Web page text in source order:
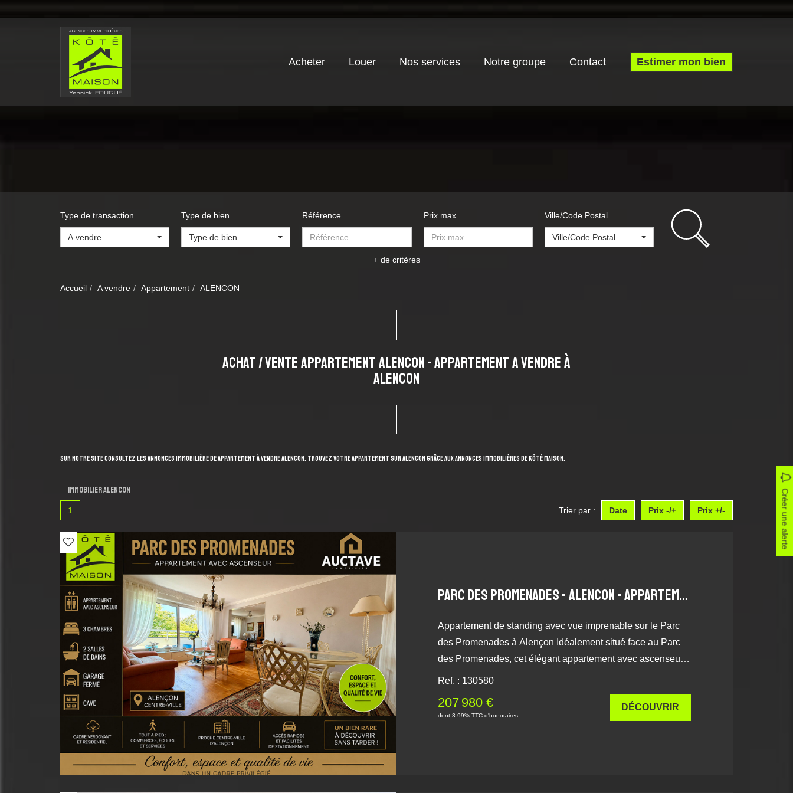
Acheter Louer Nos services Notre groupe Contact Estimer mon bien
Type de transaction
A vendre
Type de bien
Type de bien
Référence Prix max Ville/Code Postal
Ville/Code Postal
+ de critères
Accueil A vendre Appartement ALENCON
ACHAT / VENTE APPARTEMENT ALENCON - APPARTEMENT A VENDRE À
ALENCON
Sur notre site consultez les annonces immobilière de Appartement à vendre ALENCON. Trouvez votre Appartement sur ALENCON grâce aux annonces immobilières de KÔTÉ MAISON.
Immobilier ALENCON Créer une alerte
1 Trier par : Date Prix -/+ Prix +/-
PARC DES PROMENADES - ALENCON - APPARTEMENT 3 CHAMBRES
Appartement de standing avec vue imprenable sur le Parc
des Promenades à Alençon Idéalement situé face au Parc
des Promenades, cet élégant appartement avec ascenseur
offre un cadre de vie privilégié, alliant confort, volumes
généreux et luminosité. Dès l'entrée, un vaste hall avec
vestiaire et de nombreux rangements vous accueille. La
Ref. : 130580
207 980 €
dont 3.99% TTC d'honoraires
DÉCOUVRIR